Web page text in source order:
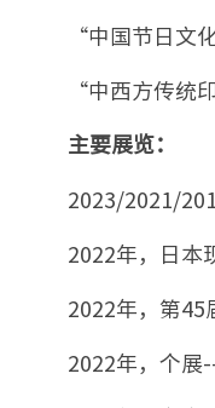
“中国节日文
“中西方传统
主要展览：
2023/2021/
2022年，日本
2022年，第45
2022年，个展